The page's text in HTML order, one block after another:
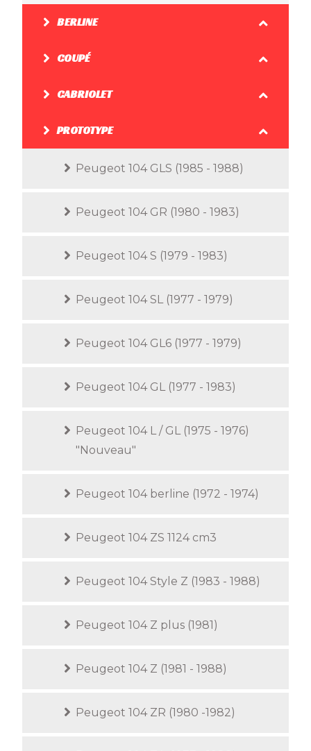
BERLINE
COUPÉ
CABRIOLET
PROTOTYPE
Peugeot 104 GLS (1985 - 1988)
Peugeot 104 GR (1980 - 1983)
Peugeot 104 S (1979 - 1983)
Peugeot 104 SL (1977 - 1979)
Peugeot 104 GL6 (1977 - 1979)
Peugeot 104 GL (1977 - 1983)
Peugeot 104 L / GL (1975 - 1976)
"Nouveau"
Peugeot 104 berline (1972 - 1974)
Peugeot 104 ZS 1124 cm3
Peugeot 104 Style Z (1983 - 1988)
Peugeot 104 Z plus (1981)
Peugeot 104 Z (1981 - 1988)
Peugeot 104 ZR (1980 -1982)